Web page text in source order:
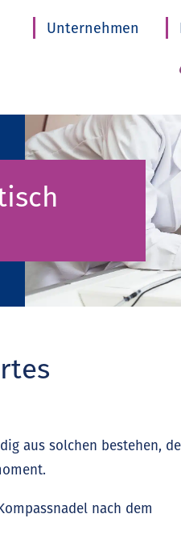
Unternehmen
aus solchen bestehen,
nach dem